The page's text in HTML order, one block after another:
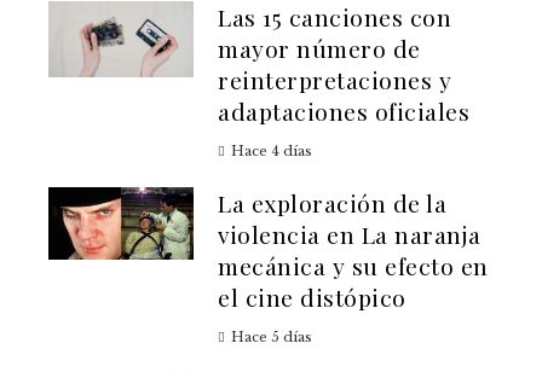
Las 15 canciones con
mayor número de
reinterpretaciones y
adaptaciones oficiales
Hace 4 días
La exploración de la
violencia en La naranja
mecánica y su efecto en
el cine distópico
Hace 5 días